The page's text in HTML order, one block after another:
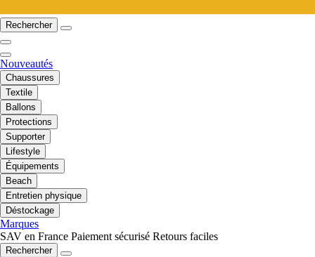
Rechercher
Nouveautés
Chaussures
Textile
Ballons
Protections
Supporter
Lifestyle
Équipements
Beach
Entretien physique
Déstockage
Marques
SAV en France Paiement sécurisé Retours faciles
Rechercher